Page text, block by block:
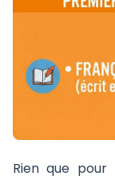
Rien que